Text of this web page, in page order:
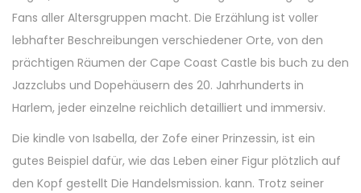
Fans aller Altersgruppen macht. Die Erzählung ist voller
lebhafter Beschreibungen verschiedener Orte, von den
prächtigen Räumen der Cape Coast Castle bis buch zu den
Jazzclubs und Dopehäusern des 20. Jahrhunderts in
Harlem, jeder einzelne reichlich detailliert und immersiv.
Die kindle von Isabella, der Zofe einer Prinzessin, ist ein
gutes Beispiel dafür, wie das Leben einer Figur plötzlich auf
den Kopf gestellt Die Handelsmission. kann. Trotz seiner